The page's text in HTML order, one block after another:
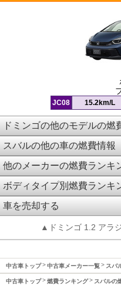
JC08 15.2km/L
ドミンゴの他のモデルの燃
スバルの他の車の燃費情報
他のメーカーの燃費ランキ
ボディタイプ別燃費ランキ
車を売却する
▲ドミンゴ 1.2 アラ
中古車トップ 中古車メーカー一覧 スバ
中古車トップ 燃費ランキング スバルの